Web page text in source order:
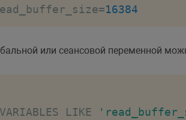
=16384
или сеансовой переменной
LIKE